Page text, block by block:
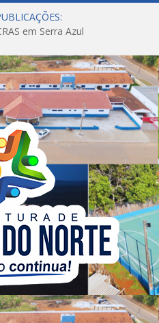
em Serra Azul